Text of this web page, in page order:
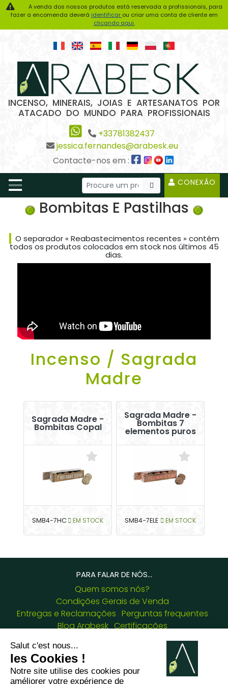
A venda dos nossos produtos está reservada a profissionais, para
fazer a encomenda deverá identificar ou criar uma conta de cliente em
clicando aqui.
INCENSO, MINERAIS, JOIAS E ARTESANATOS POR
ATACADO DO MUNDO PARA PROFISSIONAIS
+33781382437
jessica.fernandes@arabesk.eu
Contacte-nos em :
CONEXÃO
Bombitas E Pastilhas
O separador « Reabastecimentos recentes » contém
todos os produtos colocados em stock nos últimos 45
dias.
Incenso / Sagrada
Madre
Sagrada Madre -
Bombitas Copal
SMB4-7HC EM STOCK
Sagrada Madre -
Bombitas 7
elementos puros
SMB4-7ELE EM STOCK
PARA FALAR DE NÓS...
Quem somos nós?
Condições Gerais de Venda
Entregas e Reclamações Perguntas frequentes
Blog Arabesk Certificações
OS NOSSOS DADOS DE CONTATO :
8 chemin de Casselèvres, 31790 Saint Jory -
France